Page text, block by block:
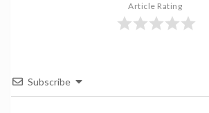
Article Rating
Subscribe